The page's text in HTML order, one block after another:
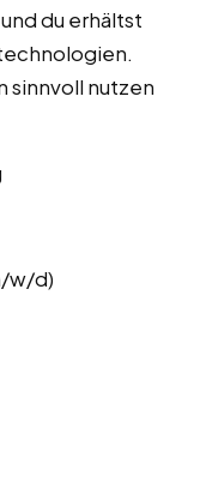
du erhältst
sinnvoll nutzen
w/d)